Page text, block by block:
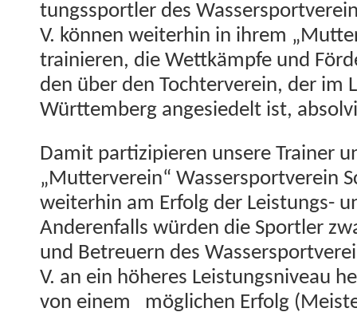
tungss­portler des
V. kön­nen weit­er­hin in ihrem
trainieren, die Wet­tkämpfe und
den über den Tochter­vere­in, der im
Würt­tem­berg ange­siedelt ist,
Damit par­tizip­ieren unsere Train­er
„Mut­ter­vere­in“ Wasser­sportvere­in
weit­er­hin am Erfolg der Leis­tungs-
Anderen­falls wür­den die Sportler
und Betreuern des
V. an ein höheres Leis­tungsniveau
von einem möglichen Erfolg